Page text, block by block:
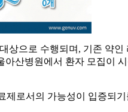
으로 수행되며, 기존 약인
산병원에서 환자 모집이
로서의 가능성이 입증되